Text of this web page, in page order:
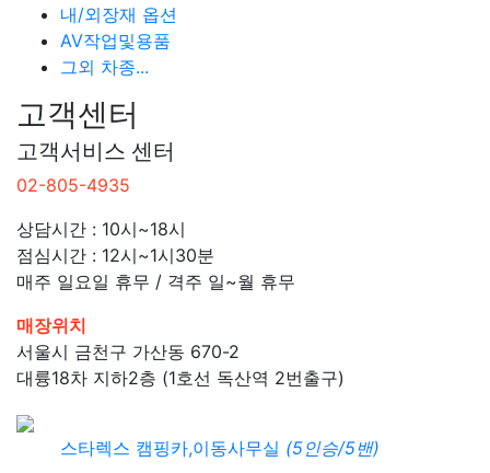
내/외장재 옵션
AV작업및용품
그외 차종...
고객센터
고객서비스 센터
02-805-4935
상담시간 : 10시~18시
점심시간 : 12시~1시30분
매주 일요일 휴무 / 격주 일~월 휴무
매장위치
서울시 금천구 가산동 670-2
대륭18차 지하2층 (1호선 독산역 2번출구)
스타렉스 캠핑카,이동사무실 (5인승/5밴)